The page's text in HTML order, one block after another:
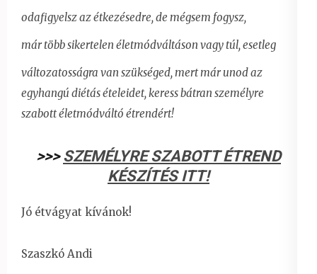
odafigyelsz az étkezésedre, de mégsem fogysz,
már több sikertelen életmódváltáson vagy túl, esetleg
változatosságra van szükséged, mert már unod az
egyhangú diétás ételeidet,keress bátran személyre
szabott életmódváltó étrendért!
>>>SZEMÉLYRE SZABOTT ÉTREND
KÉSZÍTÉS ITT!
Jó étvágyat kívánok!
Szaszkó Andi